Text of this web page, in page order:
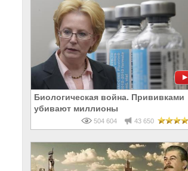
Биологическая война. Прививками
убивают миллионы
504 604 43 650